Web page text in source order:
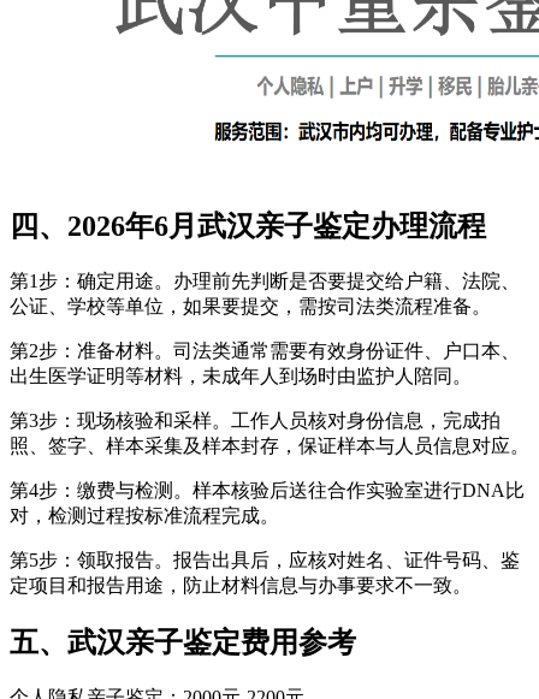
四、2026年6月武汉亲子鉴定办理流程
第1步：确定用途。办理前先判断是否要提交给户籍、法院、
公证、学校等单位，如果要提交，需按司法类流程准备。
第2步：准备材料。司法类通常需要有效身份证件、户口本、
出生医学证明等材料，未成年人到场时由监护人陪同。
第3步：现场核验和采样。工作人员核对身份信息，完成拍
照、签字、样本采集及样本封存，保证样本与人员信息对应。
第4步：缴费与检测。样本核验后送往合作实验室进行DNA比
对，检测过程按标准流程完成。
第5步：领取报告。报告出具后，应核对姓名、证件号码、鉴
定项目和报告用途，防止材料信息与办事要求不一致。
五、武汉亲子鉴定费用参考